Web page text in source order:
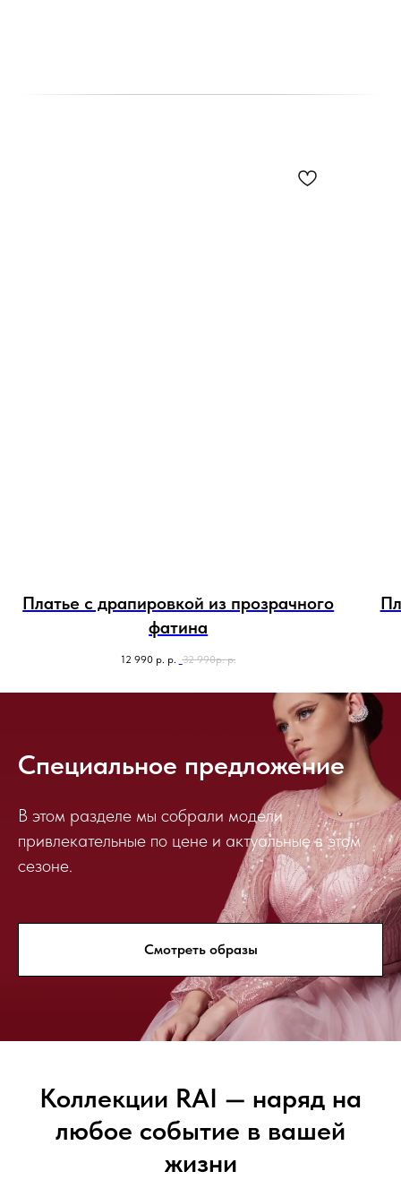
Платье с драпировкой из прозрачного
фатина
12 990 р. р. 32 990р. р.
Специальное предложение
В этом разделе мы собрали модели
привлекательные по цене и актуальные в этом
сезоне.
Смотреть образы
Коллекции RAI — наряд на
любое событие в вашей
жизни